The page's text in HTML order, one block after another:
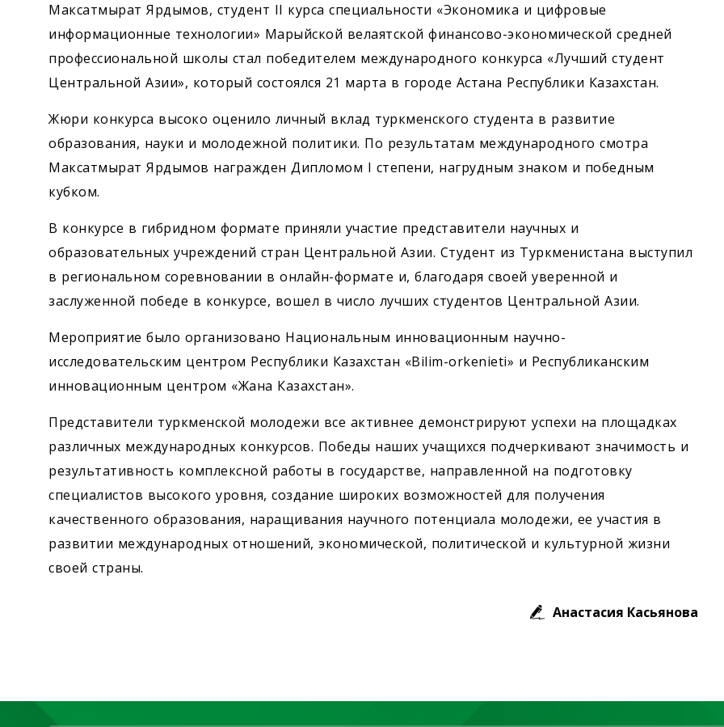
Максатмырат Ярдымов, студент II курса специальности «Экономика и цифровые
информационные технологии» Марыйской велаятской финансово-экономической средней
профессиональной школы стал победителем международного конкурса «Лучший студент
Центральной Азии», который состоялся 21 марта в городе Астана Республики Казахстан.
Жюри конкурса высоко оценило личный вклад туркменского студента в развитие
образования, науки и молодежной политики. По результатам международного смотра
Максатмырат Ярдымов награжден Дипломом I степени, нагрудным знаком и победным
кубком.
В конкурсе в гибридном формате приняли участие представители научных и
образовательных учреждений стран Центральной Азии. Студент из Туркменистана выступил
в региональном соревновании в онлайн-формате и, благодаря своей уверенной и
заслуженной победе в конкурсе, вошел в число лучших студентов Центральной Азии.
Мероприятие было организовано Национальным инновационным научно-
исследовательским центром Республики Казахстан «Bilim-orkenieti» и Республиканским
инновационным центром «Жана Казахстан».
Представители туркменской молодежи все активнее демонстрируют успехи на площадках
различных международных конкурсов. Победы наших учащихся подчеркивают значимость и
результативность комплексной работы в государстве, направленной на подготовку
специалистов высокого уровня, создание широких возможностей для получения
качественного образования, наращивания научного потенциала молодежи, ее участия в
развитии международных отношений, экономической, политической и культурной жизни
своей страны.
Анастасия Касьянова